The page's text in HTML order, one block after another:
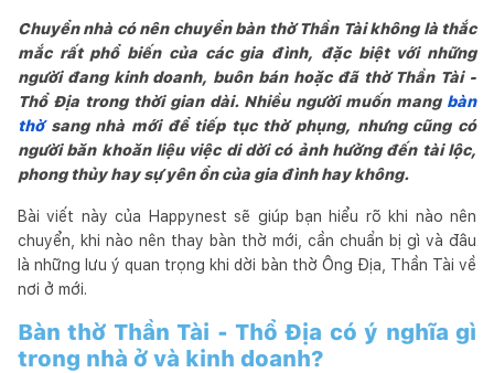
Chuyển nhà có nên chuyển bàn thờ Thần Tài không là thắc
mắc rất phổ biến của các gia đình, đặc biệt với những
người đang kinh doanh, buôn bán hoặc đã thờ Thần Tài -
Thổ Địa trong thời gian dài. Nhiều người muốn mang bàn
thờsang nhà mới để tiếp tục thờ phụng, nhưng cũng có
người băn khoăn liệu việc di dời có ảnh hưởng đến tài lộc,
phong thủy hay sự yên ổn của gia đình hay không.
Bài viết này của Happynest sẽ giúp bạn hiểu rõ khi nào nên
chuyển, khi nào nên thay bàn thờ mới, cần chuẩn bị gì và đâu
là những lưu ý quan trọng khi dời bàn thờ Ông Địa, Thần Tài về
nơi ở mới.
Bàn thờ Thần Tài - Thổ Địa có ý nghĩa gì
trong nhà ở và kinh doanh?